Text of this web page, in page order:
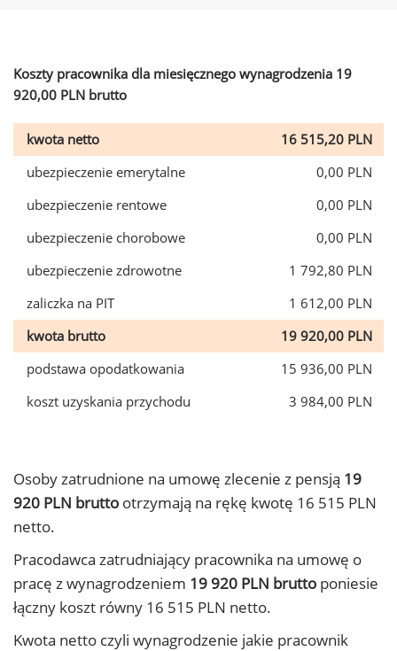
Koszty pracownika dla miesięcznego wynagrodzenia 19
920,00 PLN brutto
kwota netto
16 515,20 PLN
ubezpieczenie emerytalne
0,00 PLN
ubezpieczenie rentowe
0,00 PLN
ubezpieczenie chorobowe
0,00 PLN
ubezpieczenie zdrowotne
1 792,80 PLN
zaliczka na PIT
1 612,00 PLN
kwota brutto
19 920,00 PLN
podstawa opodatkowania
15 936,00 PLN
koszt uzyskania przychodu
3 984,00 PLN
Osoby zatrudnione na umowę zlecenie z pensją 19
920 PLN brutto otrzymają na rękę kwotę 16 515 PLN
netto.
Pracodawca zatrudniający pracownika na umowę o
pracę z wynagrodzeniem 19 920 PLN brutto poniesie
łączny koszt równy 16 515 PLN netto.
Kwota netto czyli wynagrodzenie jakie pracownik